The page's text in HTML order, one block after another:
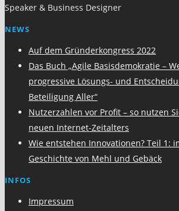
Speaker & Business Designer
NEWS
Auf dem Gründerkongress 2022
Das Buch „Agile Basisdemokratie –
progressive Lösungs- und
Beteiligung Aller“
Nutzerzahlen vor Profit – so nutzen
neuen Internet-Zeitalters
Wie entstehen Innovationen? Teil 1:
Geschichte von Mehl und Gebäck
INFOS
Impressum